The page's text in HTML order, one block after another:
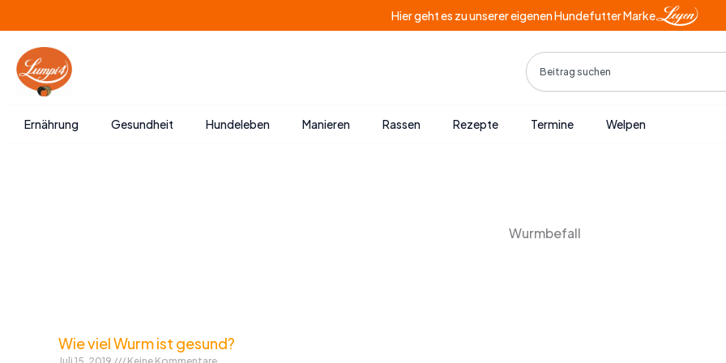
Inhalt
springen
Hier geht es zu unserer eigenen Hundefutter Marke
Search
Ernährung Gesundheit Hundeleben Manieren Rassen Rezepte Termine Welpen
Wurmbefall
Wie viel Wurm ist gesund?